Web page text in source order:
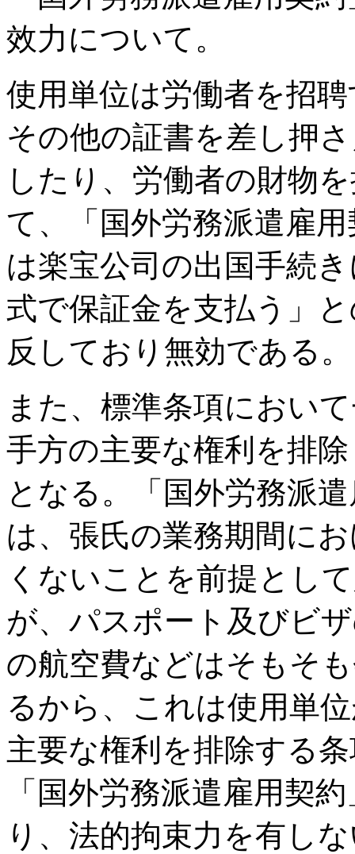
效力について。
使用単位は労働者を招
その他の証書を差し押
したり、労働者の財物
て、「国外労務派遣雇
は楽宝公司の出国手続
式で保証金を支払う」
反しており無効である。
また、標準条項におい
手方の主要な権利を排
となる。「国外労務派
は、張氏の業務期間に
くないことを前提とし
が、パスポート及びビ
の航空費などはそもそ
るから、これは使用単
主要な権利を排除する
「国外労務派遣雇用契
り、法的拘束力を有し